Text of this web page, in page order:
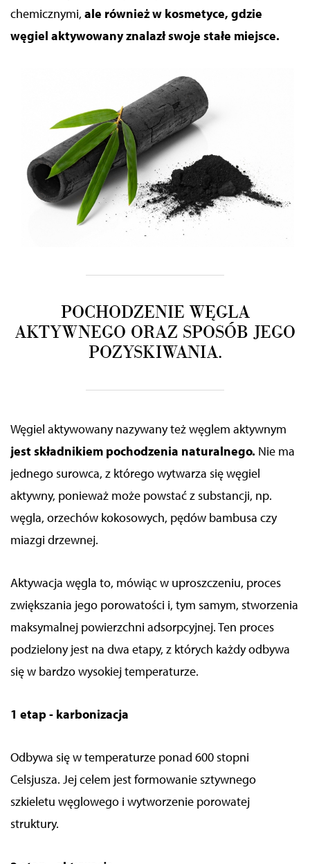
chemicznymi, ale również w kosmetyce, gdzie
węgiel aktywowany znalazł swoje stałe miejsce.
POCHODZENIE WĘGLA
AKTYWNEGO ORAZ SPOSÓB JEGO
POZYSKIWANIA.
Węgiel aktywowany nazywany też węglem aktywnym
jest składnikiem pochodzenia naturalnego. Nie ma
jednego surowca, z którego wytwarza się węgiel
aktywny, ponieważ może powstać z substancji, np.
węgla, orzechów kokosowych, pędów bambusa czy
miazgi drzewnej.
Aktywacja węgla to, mówiąc w uproszczeniu, proces
zwiększania jego porowatości i, tym samym, stworzenia
maksymalnej powierzchni adsorpcyjnej. Ten proces
podzielony jest na dwa etapy, z których każdy odbywa
się w bardzo wysokiej temperaturze.
1 etap - karbonizacja
Odbywa się w temperaturze ponad 600 stopni
Celsjusza. Jej celem jest formowanie sztywnego
szkieletu węglowego i wytworzenie porowatej
struktury.